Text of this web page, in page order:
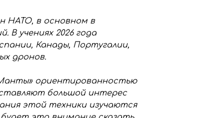
НАТО, в основном в
В учениях 2026 года
Канады, Португалии,
дронов.
ориентированностью
большой интерес
этой техники изучаются